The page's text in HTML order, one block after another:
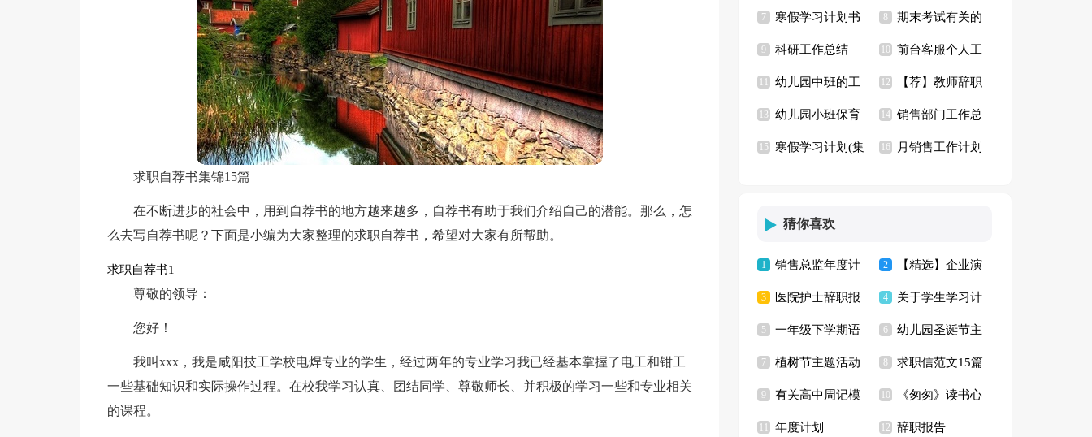
求职自荐书集锦15篇
在不断进步的社会中，用到自荐书的地方越来越多，自荐书有助于我们介绍自己的潜能。那么，怎
么去写自荐书呢？下面是小编为大家整理的求职自荐书，希望对大家有所帮助。
求职自荐书1
尊敬的领导：
您好！
我叫xxx，我是咸阳技工学校电焊专业的学生，经过两年的专业学习我已经基本掌握了电工和钳工
一些基础知识和实际操作过程。在校我学习认真、团结同学、尊敬师长、并积极的学习一些和专业相关
的课程。
合集15篇 员演讲稿
7 寒假学习计划书 8 期末考试有关的
演讲稿
9 科研工作总结 10 前台客服个人工
作计划
幼儿园中班的工
作总结
12 【荐】教师辞职
信
13 幼儿园小班保育
员工作总结
14 销售部门工作总
结15篇
15 寒假学习计划(集 16 月销售工作计划
猜你喜欢
1 销售总监年度计
划集合5篇
2 【精选】企业演
讲稿九篇
3 医院护士辞职报
告(集锦15篇)
4 关于学生学习计
划模板合集九篇
5 一年级下学期语
文教学计划13篇
6 幼儿园圣诞节主
题活动方案9篇
7 植树节主题活动
方案(集锦15篇)
8 求职信范文15篇
9 有关高中周记模
板集合八篇
10 《匆匆》读书心
得(汇编15篇)
年度计划 12 辞职报告